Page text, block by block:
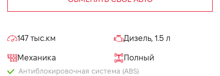
147 тыс.км Дизель, 1.5 л
Механика Полный
Антиблокировочная система (ABS)